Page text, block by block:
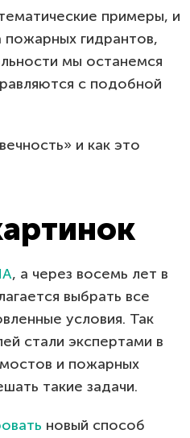
примеры, и
гидрантов,
мы останемся
с подобной
и как это
, а через восемь лет в
выбрать все
условия. Так
стали экспертами в
и пожарных
такие задачи.
новый способ